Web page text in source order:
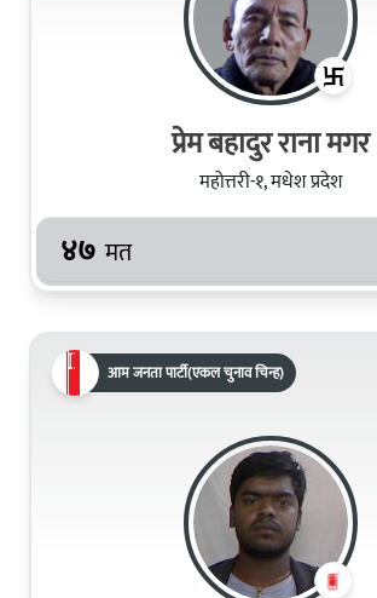
प्रेम बहादुर राना मगर
महोत्तरी-१, मधेश प्रदेश
४७ मत
आम जनता पार्टी(एकल चुनाव चिन्ह)